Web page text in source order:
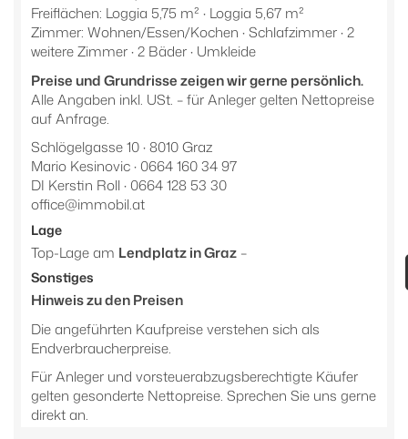
Freiflächen: Loggia 5,75 m² · Loggia 5,67 m²
Zimmer: Wohnen/Essen/Kochen · Schlafzimmer · 2
weitere Zimmer · 2 Bäder · Umkleide
Preise und Grundrisse zeigen wir gerne persönlich.
Alle Angaben inkl. USt. – für Anleger gelten Nettopreise
auf Anfrage.
Schlögelgasse 10 · 8010 Graz
Mario Kesinovic · 0664 160 34 97
DI Kerstin Roll · 0664 128 53 30
office@immobil.at
Lage
Top-Lage am Lendplatz in Graz –
Sonstiges
Hinweis zu den Preisen
Die angeführten Kaufpreise verstehen sich als
Endverbraucherpreise.
Für Anleger und vorsteuerabzugsberechtigte Käufer
gelten gesonderte Nettopreise. Sprechen Sie uns gerne
direkt an.